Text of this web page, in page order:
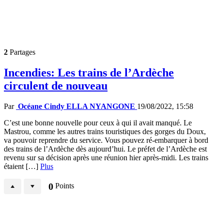
2 Partages
Incendies: Les trains de l’Ardèche
circulent de nouveau
Par Océane Cindy ELLA NYANGONE 19/08/2022, 15:58
C’est une bonne nouvelle pour ceux à qui il avait manqué. Le
Mastrou, comme les autres trains touristiques des gorges du Doux,
va pouvoir reprendre du service. Vous pouvez ré-embarquer à bord
des trains de l’Ardèche dès aujourd’hui. Le préfet de l’Ardèche est
revenu sur sa décision après une réunion hier après-midi. Les trains
étaient […] Plus
0 Points